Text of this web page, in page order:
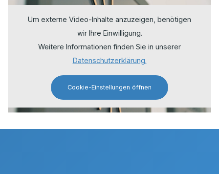
Um externe Video-Inhalte anzuzeigen, benötigen
wir Ihre Einwilligung.
Weitere Informationen finden Sie in unserer
Datenschutzerklärung.
Cookie-Einstellungen öffnen